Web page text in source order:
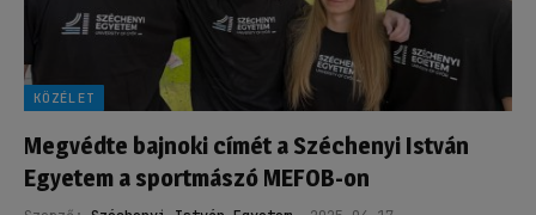
KÖZÉLET
Megvédte bajnoki címét a Széchenyi István
Egyetem a sportmászó MEFOB-on